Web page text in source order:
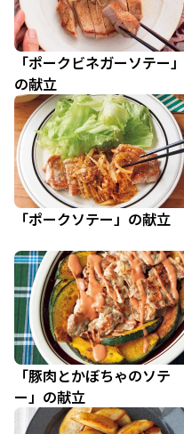
「ポークビネガーソテー」
の献立
「ポークソテー」の献立
「豚肉とかぼちゃのソテ
ー」の献立